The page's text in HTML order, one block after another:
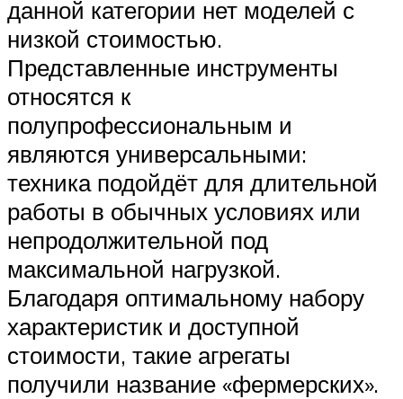
данной категории нет моделей с
низкой стоимостью.
Представленные инструменты
относятся к
полупрофессиональным и
являются универсальными:
техника подойдёт для длительной
работы в обычных условиях или
непродолжительной под
максимальной нагрузкой.
Благодаря оптимальному набору
характеристик и доступной
стоимости, такие агрегаты
получили название «фермерских».